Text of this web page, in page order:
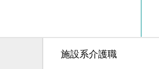
施設系介護職